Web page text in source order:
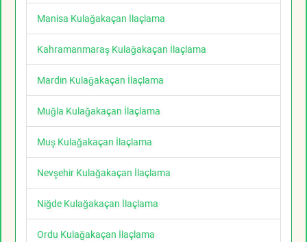
Manisa Kulağakaçan İlaçlama
Kahramanmaraş Kulağakaçan İlaçlama
Mardin Kulağakaçan İlaçlama
Muğla Kulağakaçan İlaçlama
Muş Kulağakaçan İlaçlama
Nevşehir Kulağakaçan İlaçlama
Niğde Kulağakaçan İlaçlama
Ordu Kulağakaçan İlaçlama